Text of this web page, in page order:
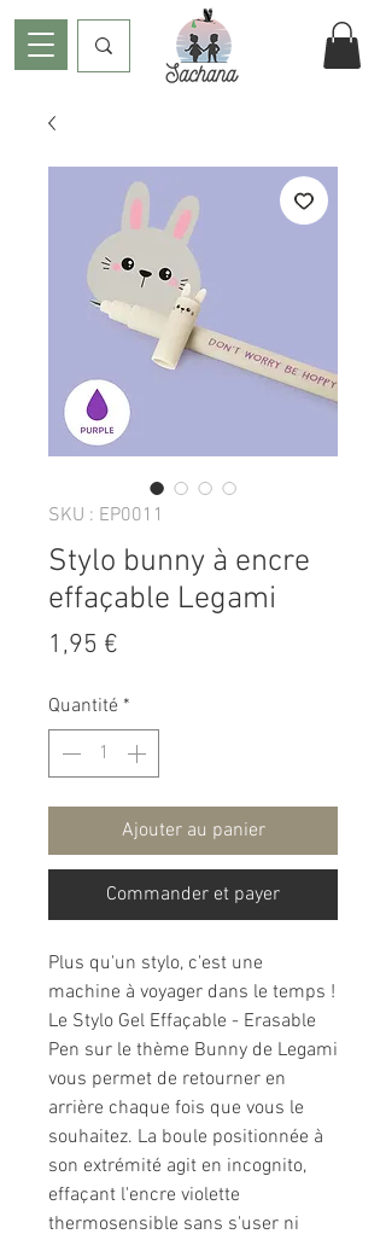
SKU : EP0011
Stylo bunny à encre
effaçable Legami
1,95 €
Quantité *
Ajouter au panier
Commander et payer
Plus qu'un stylo, c'est une
machine à voyager dans le temps !
Le Stylo Gel Effaçable - Erasable
Pen sur le thème Bunny de Legami
vous permet de retourner en
arrière chaque fois que vous le
souhaitez. La boule positionnée à
son extrémité agit en incognito,
effaçant l'encre violette
thermosensible sans s'user ni